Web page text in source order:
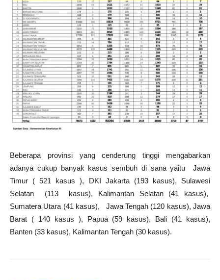
Beberapa provinsi yang cenderung tinggi mengabarkan
adanya cukup banyak kasus sembuh di sana yaitu
Jawa
Timur ( 521 kasus ), DKI Jakarta (193 kasus), Sulawesi
Selatan
(113
kasus), Kalimantan Selatan (41 kasus),
Sumatera Utara (41 kasus),
Jawa Tengah (120 kasus), Jawa
Barat ( 140 kasus ), Papua (59 kasus), Bali (41 kasus),
Banten (33 kasus), Kalimantan Tengah (30 kasus).